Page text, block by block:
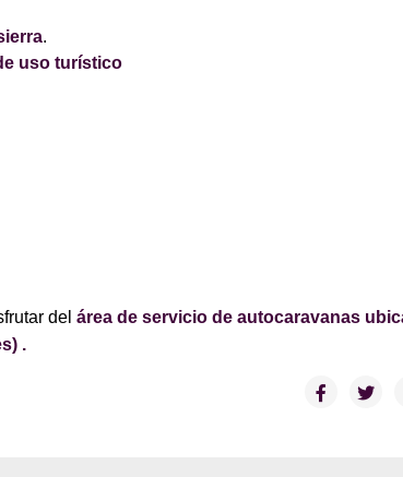
.
uso turístico
del área de servicio de autocaravanas
.